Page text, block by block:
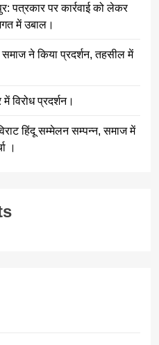
पत्रकार पर कार्रवाई को लेकर
में उबाल।
ने किया प्रदर्शन, तहसील में
विरोध प्रदर्शन।
हिंदू सम्मेलन सम्पन्न, समाज में
।